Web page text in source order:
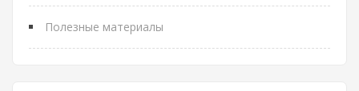
Полезные материалы